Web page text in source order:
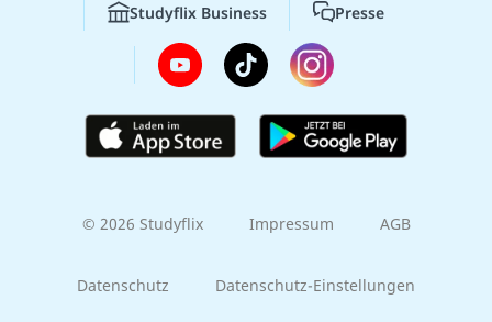
Studyflix Business Presse
© 2026 Studyflix Impressum AGB
Datenschutz Datenschutz-Einstellungen